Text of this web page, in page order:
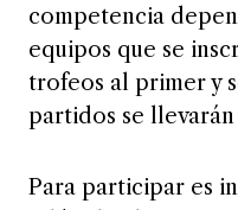
competencia
equipos que se
trofeos al primer y
partidos se
Para participar es